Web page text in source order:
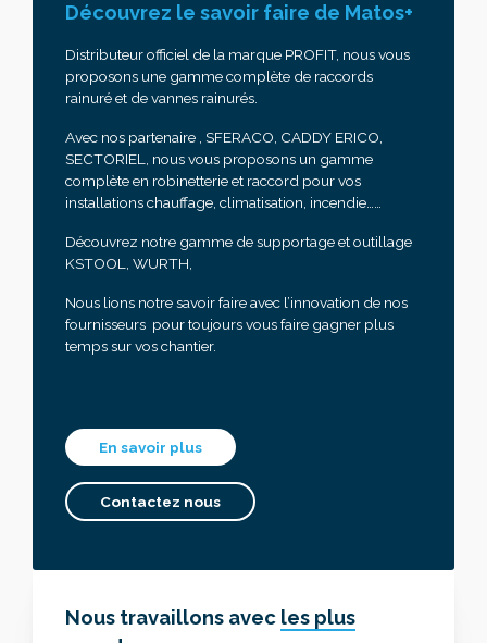
Découvrez le savoir faire de Matos+
Distributeur officiel de la marque PROFIT, nous vous
proposons une gamme complète de raccords
rainuré et de vannes rainurés.
Avec nos partenaire , SFERACO, CADDY ERICO,
SECTORIEL, nous vous proposons un gamme
complète en robinetterie et raccord pour vos
installations chauffage, climatisation, incendie……
Découvrez notre gamme de supportage et outillage
KSTOOL, WURTH,
Nous lions notre savoir faire avec l’innovation de nos
fournisseurs pour toujours vous faire gagner plus
temps sur vos chantier.
En savoir plus
Contactez nous
Nous travaillons avec les plus